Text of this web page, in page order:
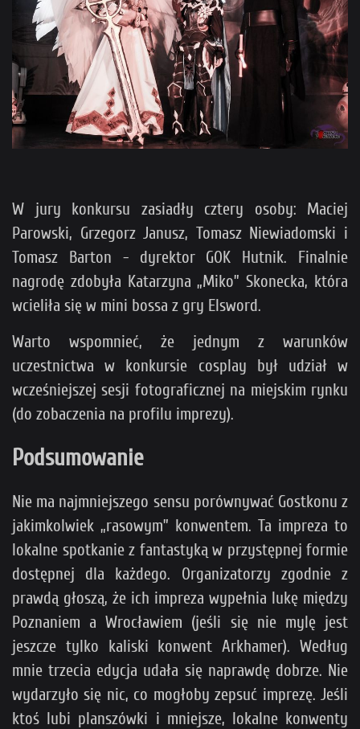
W jury konkursu zasiadły cztery osoby: Maciej
Parowski, Grzegorz Janusz, Tomasz Niewiadomski i
Tomasz Barton - dyrektor GOK Hutnik. Finalnie
nagrodę zdobyła Katarzyna „Miko” Skonecka, która
wcieliła się w mini bossa z gry Elsword.
Warto wspomnieć, że jednym z warunków
uczestnictwa w konkursie cosplay był udział w
wcześniejszej sesji fotograficznej na miejskim rynku
(do zobaczenia na profilu imprezy).
Podsumowanie
Nie ma najmniejszego sensu porównywać Gostkonu z
jakimkolwiek „rasowym” konwentem. Ta impreza to
lokalne spotkanie z fantastyką w przystępnej formie
dostępnej dla każdego. Organizatorzy zgodnie z
prawdą głoszą, że ich impreza wypełnia lukę między
Poznaniem a Wrocławiem (jeśli się nie mylę jest
jeszcze tylko kaliski konwent Arkhamer). Według
mnie trzecia edycja udała się naprawdę dobrze. Nie
wydarzyło się nic, co mogłoby zepsuć imprezę. Jeśli
ktoś lubi planszówki i mniejsze, lokalne konwenty